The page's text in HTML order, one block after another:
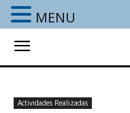
Actividades Realizadas
MENU